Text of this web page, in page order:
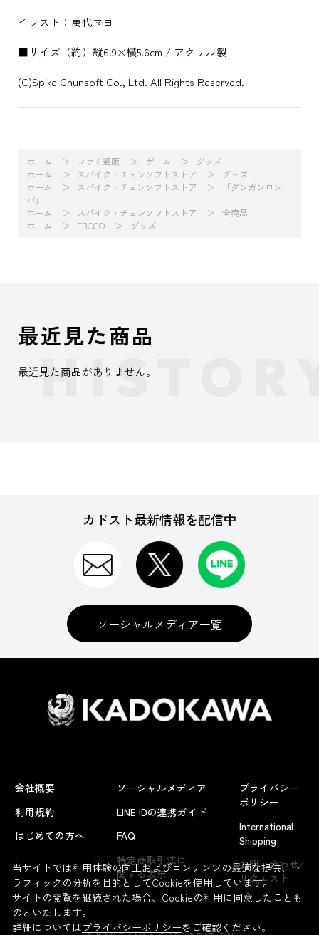
イラスト：萬代マヨ
■サイズ（約）縦6.9×横5.6cm / アクリル製
(C)Spike Chunsoft Co., Ltd. All Rights Reserved.
ホーム ファミ通販 ゲーム
グッズ
ホーム
スパイク・チュンソフトストア
グッズ
ホーム
スパイク・チュンソフトストア
『ダンガンロン
パ』
ホーム
スパイク・チュンソフトストア
全商品
ホーム
EBCCO グッズ
よくあるお問い合わせ
最近見た商品
最近見た商品がありません。
カドスト最新情報を配信中
ソーシャルメディア一覧
会社概要
利用規約
はじめての方へ
ソーシャルメディア
LINE IDの連携ガイド
FAQ
特定商取引法に
関する表示
プライバシー
ポリシー
International
Shipping
お問い合わせ/
リクエスト
当サイトでは利用体験の向上およびコンテンツの最適な提供、ト
ラフィックの分析を目的としてCookieを使用しています。
サイトの閲覧を継続された場合、Cookieの利用に同意したことも
のといたします。
詳細についてはプライバシーポリシーをご確認ください。